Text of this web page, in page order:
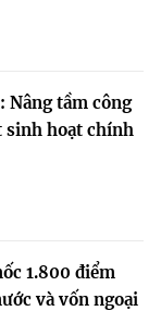
Nâng tầm công
sinh hoạt chính
1.800 điểm
và vốn ngoại